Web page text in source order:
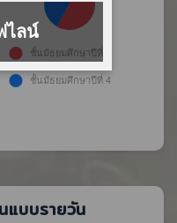
ไลน์
แบบรายวัน